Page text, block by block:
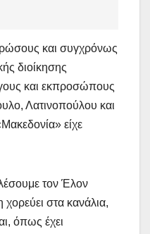
και συγχρόνως
διοίκησης
και εκπροσώπους
Λατινοπούλου και
είχε
τον Έλον
στα κανάλια,
όπως έχει